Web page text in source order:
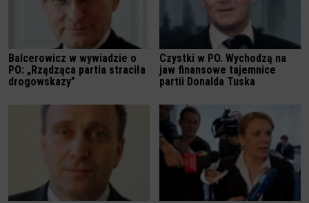
Balcerowicz w wywiadzie o
PO: „Rządząca partia straciła
drogowskazy”
Czystki w PO. Wychodzą na
jaw finansowe tajemnice
partii Donalda Tuska